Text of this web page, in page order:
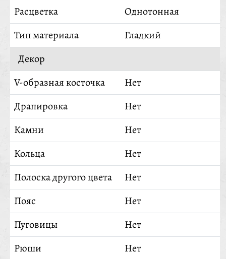
Расцветка
Однотонная
Тип материала
Гладкий
Декор
V-образная косточка
Нет
Драпировка
Нет
Камни
Нет
Кольца
Нет
Полоска другого цвета
Нет
Пояс
Нет
Пуговицы
Нет
Рюши
Нет